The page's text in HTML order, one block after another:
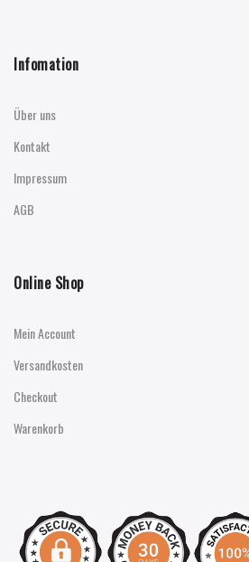
Infomation
Über uns
Kontakt
Impressum
AGB
Online Shop
Mein Account
Versandkosten
Checkout
Warenkorb